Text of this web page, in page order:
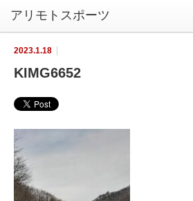
2023.1.18
KIMG6652